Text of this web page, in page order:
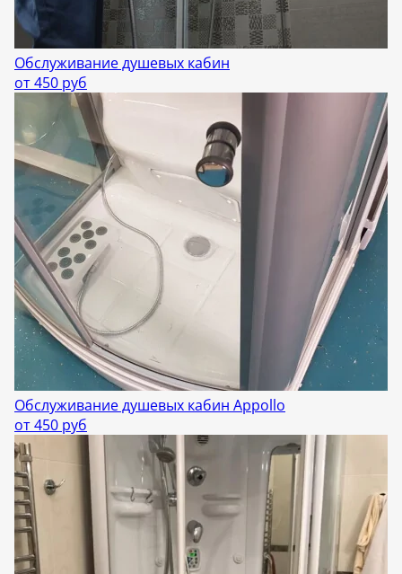
Обслуживание душевых кабин
от 450 руб
Обслуживание душевых кабин Appollo
от 450 руб